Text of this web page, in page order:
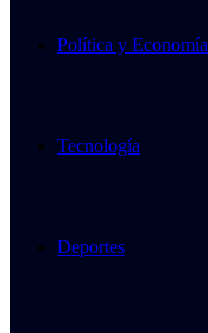
Política y Economía
Tecnología
Deportes